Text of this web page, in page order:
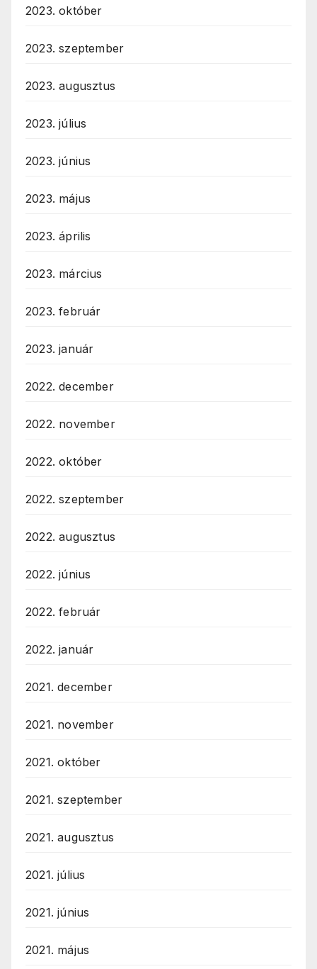
2023. október
2023. szeptember
2023. augusztus
2023. július
2023. június
2023. május
2023. április
2023. március
2023. február
2023. január
2022. december
2022. november
2022. október
2022. szeptember
2022. augusztus
2022. június
2022. február
2022. január
2021. december
2021. november
2021. október
2021. szeptember
2021. augusztus
2021. július
2021. június
2021. május